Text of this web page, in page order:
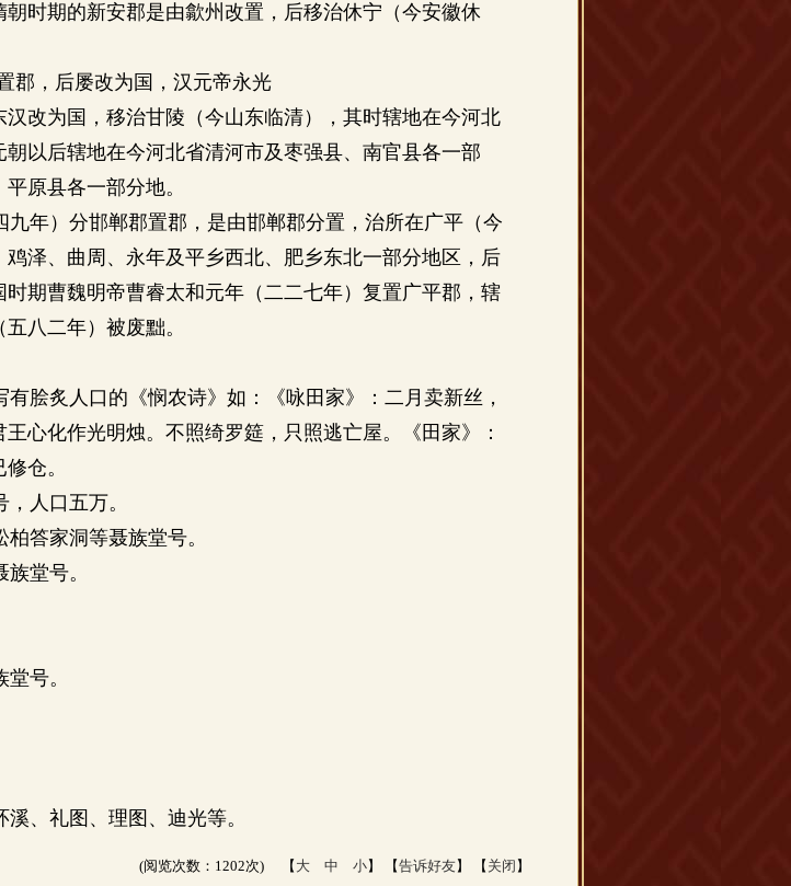
时期的新安郡是由歙州改置，后移治休宁（今安徽休
郡，后屡改为国，汉元帝永光
改为国，移治甘陵（今山东临清），其时辖地在今河北
以后辖地在今河北省清河市及枣强县、南官县各一部
原县各一部分地。
年）分邯郸郡置郡，是由邯郸郡分置，治所在广平（今
泽、曲周、永年及平乡西北、肥乡东北一部分地区，后
期曹魏明帝曹睿太和元年（二二七年）复置广平郡，辖
八二年）被废黜。
脍炙人口的《悯农诗》如：《咏田家》：二月卖新丝，
心化作光明烛。不照绮罗筵，只照逃亡屋。《田家》：
仓。
人口五万。
答家洞等聂族堂号。
堂号。
号。
、礼图、理图、迪光等。
(阅览次数：1202次) 【 大 中 小】 【告诉好友】 【 关闭 】